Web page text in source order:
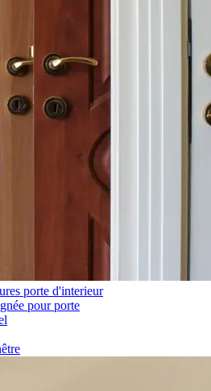
porte d'interieur
pour porte